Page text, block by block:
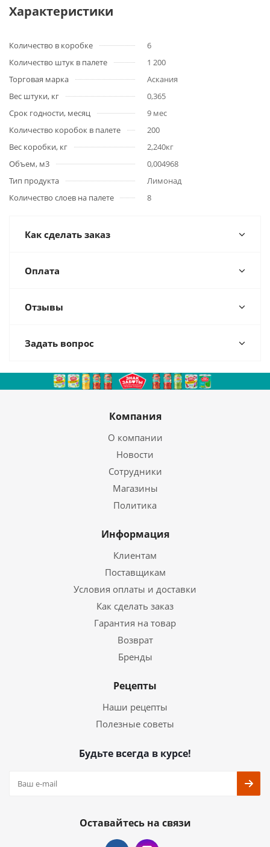
Характеристики
Количество в коробке
6
Количество штук в палете
1 200
Торговая марка
Аскания
Вес штуки, кг
0,365
Срок годности, месяц
9 мес
Количество коробок в палете
200
Вес коробки, кг
2,240кг
Объем, м3
0,004968
Тип продукта
Лимонад
Количество слоев на палете
8
Как сделать заказ
Оплата
Отзывы
Задать вопрос
Компания
О компании
Новости
Сотрудники
Магазины
Политика
Информация
Клиентам
Поставщикам
Условия оплаты и доставки
Как сделать заказ
Гарантия на товар
Возврат
Бренды
Рецепты
Наши рецепты
Полезные советы
Будьте всегда в курсе!
Оставайтесь на связи